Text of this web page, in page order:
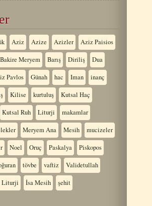
Aziz Azize Azizler Aziz Paisios
Bakire Meryem Barış Diriliş Dua
Pavlos Günah hac Iman inanç
Kilise kurtuluş Kutsal Haç
Kutsal Ruh Liturji makamlar
Meryem Ana Mesih mucizeler
Noel Oruç Paskalya Piskopos
tövbe vaftiz Validetullah
Liturji İsa Mesih şehit